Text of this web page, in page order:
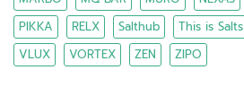
PIKKA
RELX Salthub This is Salts
VLUX
VORTEX ZEN ZIPO